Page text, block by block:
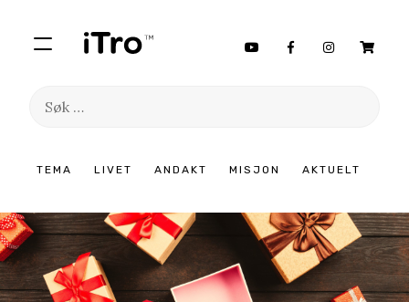
TEMA LIVET ANDAKT MISJON AKTUELT
Søk
innhold